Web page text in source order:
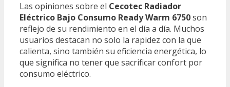
Las opiniones sobre el Cecotec Radiador
Eléctrico Bajo Consumo Ready Warm 6750son
reflejo de su rendimiento en el día a día. Muchos
usuarios destacan no solo la rapidez con la que
calienta, sino también su eficiencia energética, lo
que significa no tener que sacrificar confort por
consumo eléctrico.